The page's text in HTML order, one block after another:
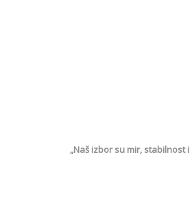
„Naš izbor su mir,